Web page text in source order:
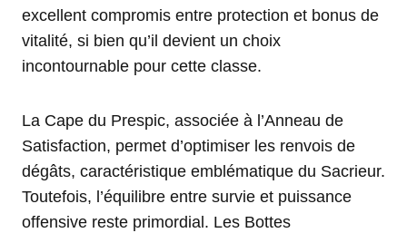
excellent compromis entre protection et bonus de
vitalité, si bien qu’il devient un choix
incontournable pour cette classe.
La Cape du Prespic, associée à l’Anneau de
Satisfaction, permet d’optimiser les renvois de
dégâts, caractéristique emblématique du Sacrieur.
Toutefois, l’équilibre entre survie et puissance
offensive reste primordial. Les Bottes